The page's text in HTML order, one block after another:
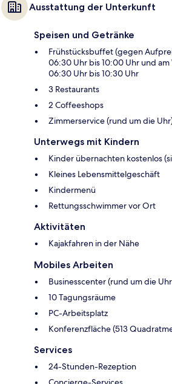
Ausstattung der Unterkunft
Speisen und Getränke
Frühstücksbuffet (gegen
06:30 Uhr bis 10:00 Uhr und
06:30 Uhr bis 10:30 Uhr
3 Restaurants
2 Coffeeshops
Zimmerservice (rund um die
Unterwegs mit Kindern
Kinder übernachten kostenlos
Kleines Lebensmittelgeschäft
Kindermenü
Rettungsschwimmer vor Ort
Aktivitäten
Kajakfahren in der Nähe
Mobiles Arbeiten
Businesscenter (rund um die
10 Tagungsräume
PC-Arbeitsplatz
Konferenzfläche (513
Services
24-Stunden-Rezeption